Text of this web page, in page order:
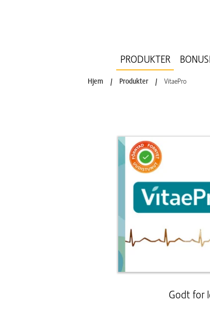
PRODUKTER
Hjem / Produkter / VitaePro
Godt for